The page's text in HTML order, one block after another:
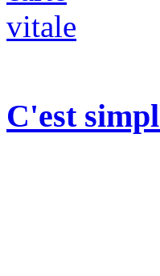
C'est